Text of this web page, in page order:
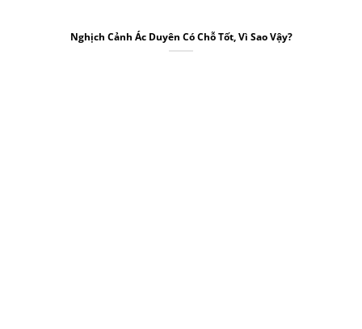
Nghịch Cảnh Ác Duyên Có Chỗ Tốt, Vì Sao Vậy?